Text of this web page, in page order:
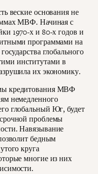
веские основания не
МВФ. Начиная с
1970-х и 80-х годов и
программами на
глобального
институтами в
их экономику.
кредитования МВФ
немедленного
глобальный Юг, будет
проблемы
Навязывание
бедным
круга
многие из них